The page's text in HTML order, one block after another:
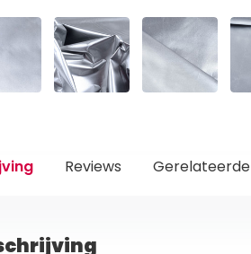
Reviews